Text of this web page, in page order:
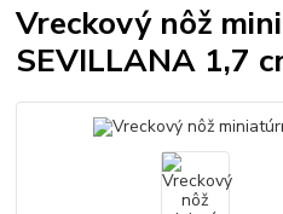
Vreckový nôž
SEVILLANA 1,7